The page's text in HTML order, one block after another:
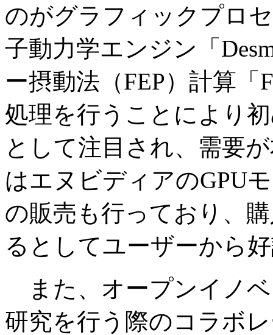
のがグラフィックプロ
子動力学エンジン「
ー摂動法（FEP）計算「
処理を行うことにより
として注目され、需要
はエヌビディアのGPU
の販売も行っており、
るとしてユーザーから
また、オープンイノ
研究を行う際のコラボ